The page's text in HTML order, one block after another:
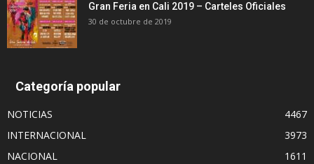
Gran Feria en Cali 2019 – Carteles Oficiales
30 de octubre de 2019
Categoría popular
NOTICIAS
4467
INTERNACIONAL
3973
NACIONAL
1611